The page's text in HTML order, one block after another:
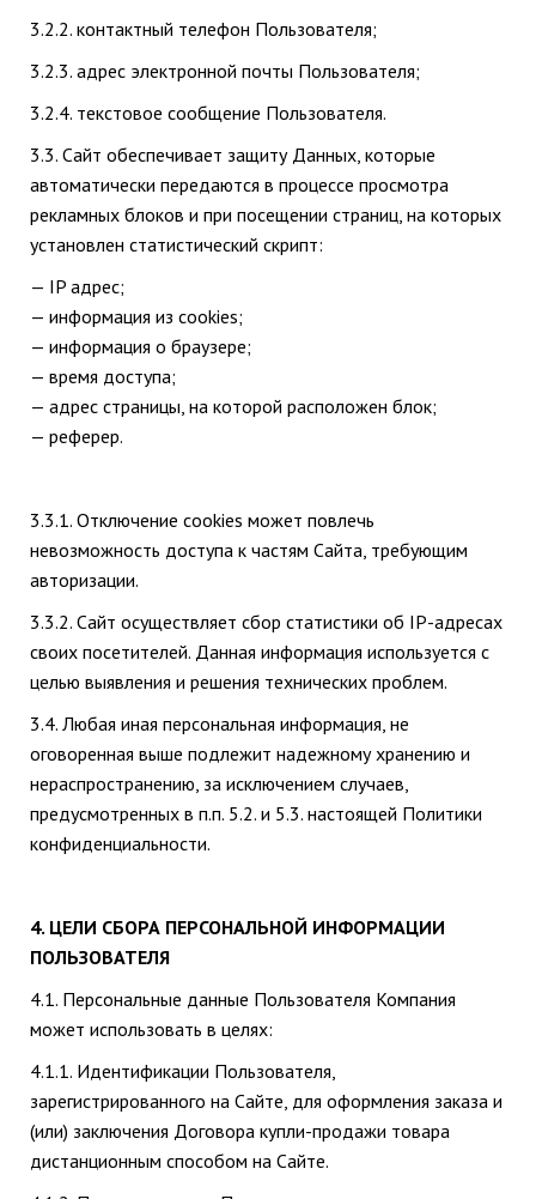
3.2.2. контактный телефон Пользователя;
3.2.3. адрес электронной почты Пользователя;
3.2.4. текстовое сообщение Пользователя.
3.3. Сайт обеспечивает защиту Данных, которые
автоматически передаются в процессе просмотра
рекламных блоков и при посещении страниц, на которых
установлен статистический скрипт:
— IP адрес;
— информация из cookies;
— информация о браузере;
— время доступа;
— адрес страницы, на которой расположен блок;
— реферер.
3.3.1. Отключение cookies может повлечь
невозможность доступа к частям Сайта, требующим
авторизации.
3.3.2. Сайт осуществляет сбор статистики об IP-адресах
своих посетителей. Данная информация используется с
целью выявления и решения технических проблем.
3.4. Любая иная персональная информация, не
оговоренная выше подлежит надежному хранению и
нераспространению, за исключением случаев,
предусмотренных в п.п. 5.2. и 5.3. настоящей Политики
конфиденциальности.
4. ЦЕЛИ СБОРА ПЕРСОНАЛЬНОЙ ИНФОРМАЦИИ
ПОЛЬЗОВАТЕЛЯ
4.1. Персональные данные Пользователя Компания
может использовать в целях:
4.1.1. Идентификации Пользователя,
зарегистрированного на Сайте, для оформления заказа и
(или) заключения Договора купли-продажи товара
дистанционным способом на Сайте.